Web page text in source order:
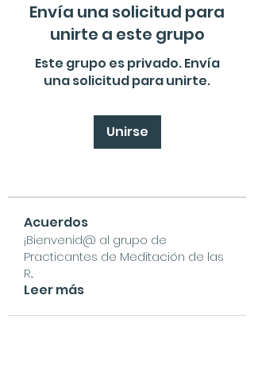
Envía una solicitud para
unirte a este grupo
Este grupo es privado. Envía
una solicitud para unirte.
Unirse
Acuerdos
¡Bienvenid@ al grupo de
Practicantes de Meditación de las
R...
Leer más